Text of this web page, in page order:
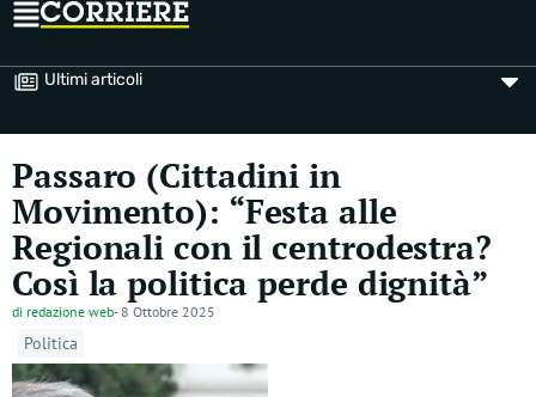
Ultimi articoli
Passaro (Cittadini in
Movimento): “Festa alle
Regionali con il centrodestra?
Così la politica perde dignità”
di redazione web- 8 Ottobre 2025
Politica